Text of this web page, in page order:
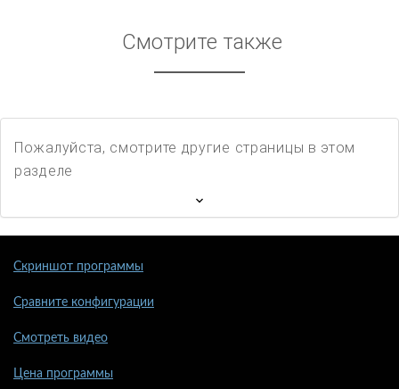
Смотрите также
Пожалуйста, смотрите другие страницы в этом
разделе
Скриншот программы
Сравните конфигурации
Смотреть видео
Цена программы